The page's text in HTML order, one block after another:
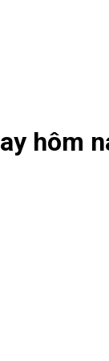
hôm